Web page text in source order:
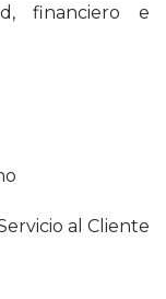
financiero e
al Cliente